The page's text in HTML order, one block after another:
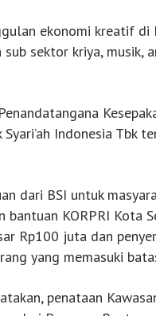
ekonomi kreatif di
sektor kriya, musik,
Indonesia Tbk
dari BSI untuk
bantuan KORPRI Kota
Rp100 juta dan
yang memasuki
penataan